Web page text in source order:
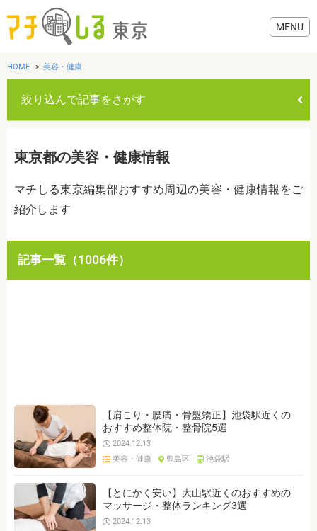
歯医者・病院
おでかけ
HOME 美容・健康
絞り込んで記事をさがす
カテゴリを選ぶ
すべて グルメ 美容・健康 歯医者・病院 おでかけ
ヘッドマッサージ 整体・接骨院 カイロプラクティック
鍼灸院 リラクゼーション
東京都の美容・健康情報
マチしる東京編集部おすすめ周辺の美容・健康情報をご
紹介します
記事一覧（1006件）
【肩こり・腰痛・骨盤矯正】池袋駅近くの
おすすめ整体院・整骨院5選
2024.12.13
美容・健康
豊島区 池袋駅
【とにかく安い】大山駅近くのおすすめの
マッサージ・整体ランキング3選
2024.12.13